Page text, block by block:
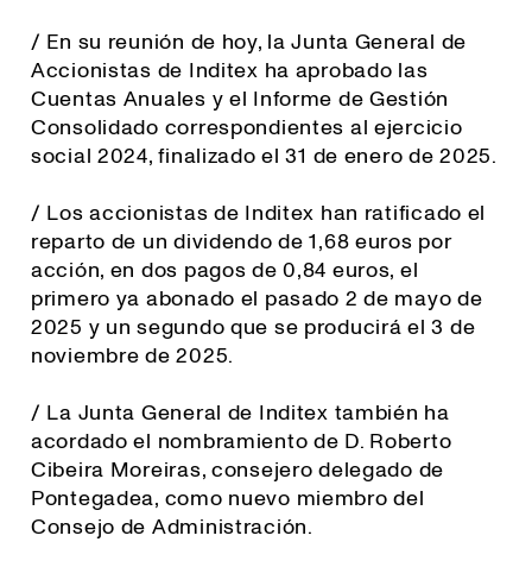
/ En su reunión de hoy, la Junta General de
Accionistas de Inditex ha aprobado las
Cuentas Anuales y el Informe de Gestión
Consolidado correspondientes al ejercicio
social 2024, finalizado el 31 de enero de 2025.
/ Los accionistas de Inditex han ratificado el
reparto de un dividendo de 1,68 euros por
acción, en dos pagos de 0,84 euros, el
primero ya abonado el pasado 2 de mayo de
2025 y un segundo que se producirá el 3 de
noviembre de 2025.
/ La Junta General de Inditex también ha
acordado el nombramiento de D. Roberto
Cibeira Moreiras, consejero delegado de
Pontegadea, como nuevo miembro del
Consejo de Administración.